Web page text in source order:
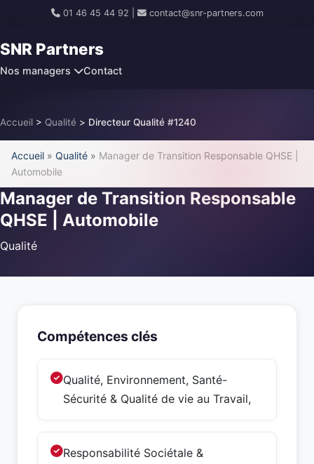
01 46 45 44 92 contact@snr-partners.com
SNR Partners
Nos managers Contact
Accueil > Qualité > Directeur Qualité #1240
Accueil » Qualité » Manager de Transition Responsable QHSE |
Automobile
Manager de Transition Responsable
QHSE | Automobile
Qualité
Compétences clés
Qualité, Environnement, Santé-
Sécurité & Qualité de vie au Travail,
Responsabilité Sociétale &